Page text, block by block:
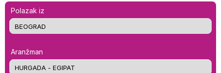
Polazak iz
Aranžman